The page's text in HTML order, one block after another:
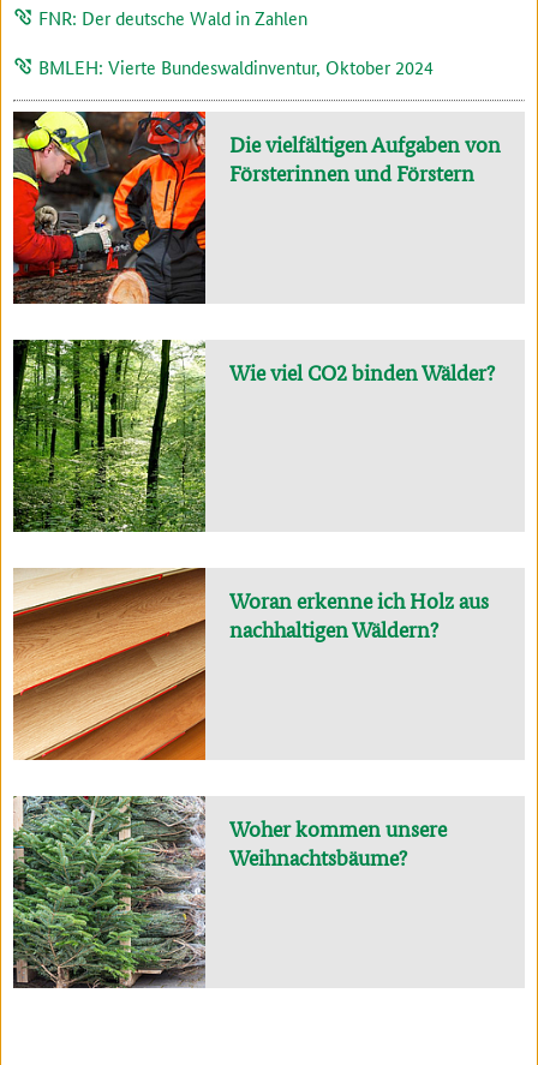
FNR: Der deutsche Wald in Zahlen
BMLEH: Vierte Bundeswaldinventur, Oktober 2024
Die vielfältigen Aufgaben von
Försterinnen und Förstern
Wie viel CO2 binden Wälder?
Woran erkenne ich Holz aus
nachhaltigen Wäldern?
Woher kommen unsere
Weihnachtsbäume?